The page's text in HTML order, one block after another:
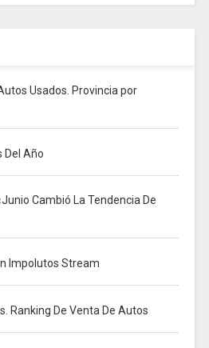
Usados. Provincia por
Del Año
Cambió La Tendencia De
Impolutos Stream
Ranking De Venta De Autos